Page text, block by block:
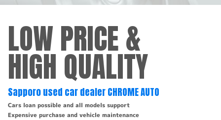
LOW PRICE &
HIGH QUALITY
Sapporo used car dealer CHROME AUTO
Cars loan possible and all models support
Expensive purchase and vehicle maintenance